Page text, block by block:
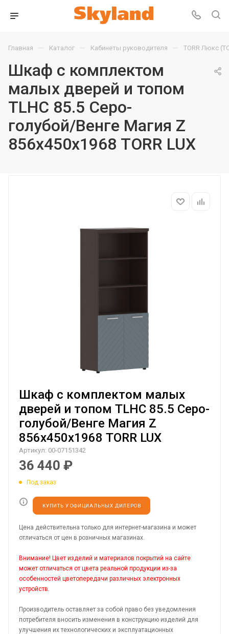
Главная — Каталог — Кабинеты руководителя — TORR Люкс
Шкаф с комплектом
малых дверей и топом
TLHC 85.5 Серо-
голубой/Венге Магия Z
856х450х1968 TORR LUX
Шкаф с комплектом малых
дверей и топом TLHC 85.5 Серо-
голубой/Венге Магия Z
856х450х1968 TORR LUX
Артикул: 00-07151342
36 440 ₽
Под заказ
КУПИТЬ У ОФИЦИАЛЬНЫХ ДИЛЕРОВ
Цена действительна только для интернет-магазина и может
отличаться от цен в розничных магазинах.
Внимание! Цвет изделий и материалов покрытий на сайте
может отличаться от цвета реальной продукции из-за
особенностей цветопередачи различных электронных
устройств.
Производитель оставляет за собой право без уведомления
потребителя вносить изменения в конструкцию изделий для
улучшения их технологических и эксплуатационных